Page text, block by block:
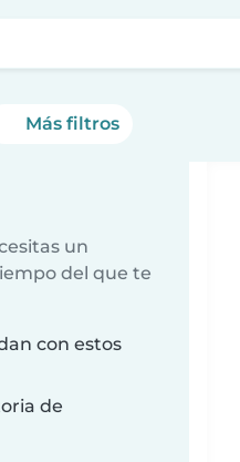
Más filtros
un
del que te
con estos
de